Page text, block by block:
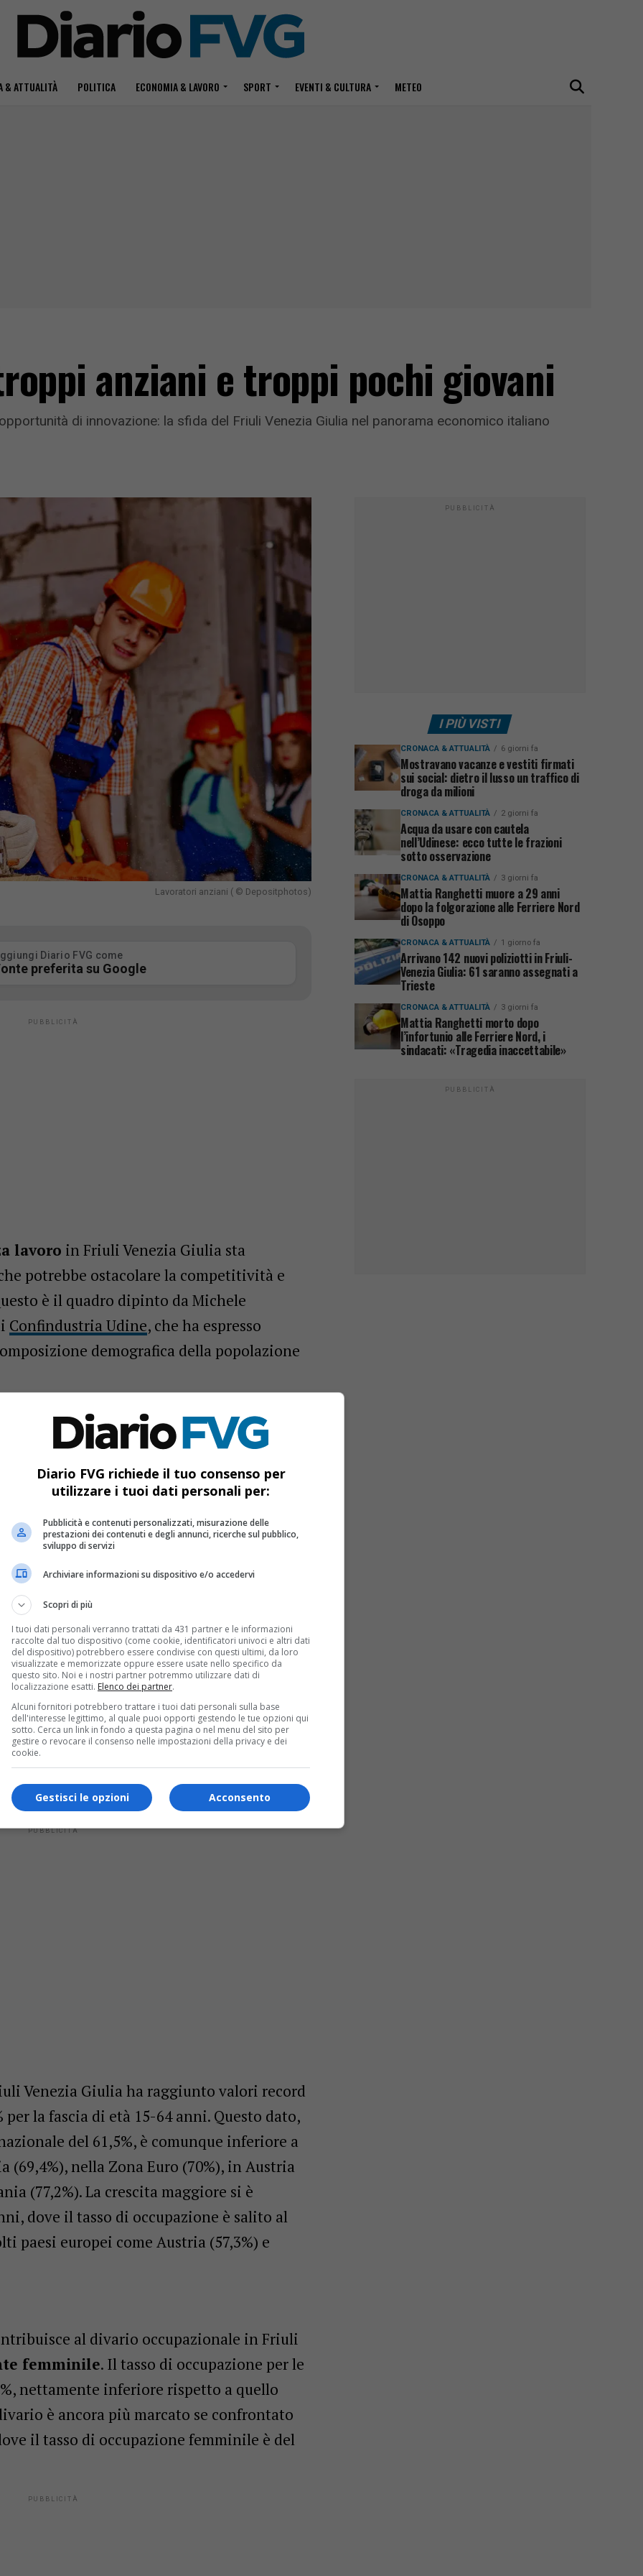
& ATTUALITÀ POLITICA ECONOMIA & LAVORO SPORT EVENTI & CULTURA METEO
anziani e troppi pochi giovani
di innovazione: la sfida del Friuli Venezia Giulia nel panorama economico italiano
Lavoratori anziani ( © Depositphotos)
Diario FVG come
preferita su Google
lavoro in Friuli Venezia Giulia sta
potrebbe ostacolare la competitività e
è il quadro dipinto da Michele
Confindustria Udine, che ha espresso
demografica della popolazione
per età di lavoroin Friuli Venezia
la fascia di età più anziana. Secondo i
i giovani di 18-34 anni
popolazione totale, in netto calo
decremento del 25,5% in due decenni ha
66 mila giovani nella regione.
50
dilavoratori over 50è cresciuto
38,2% del totale nel 2019 al 41,8% nel
dall’aumento dell’età pensionabile,
mercato del lavoro delle “coorti” più
under 25 rappresentano solo il 5%,
anni costituiscono il 16,7% e i 35-49enni il
Venezia Giulia ha raggiunto valori record
la fascia di età 15-64 anni. Questo dato,
del 61,5%, è comunque inferiore a
nella Zona Euro (70%), in Austria
(77,2%). La crescita maggiore si è
dove il tasso di occupazione è salito al
paesi europei come Austria (57,3%) e
al divario occupazionale in Friuli
femminile. Il tasso di occupazione per le
nettamente inferiore rispetto a quello
è ancora più marcato se confrontato
il tasso di occupazione femminile è del
PUBBLICITÀ
I PIÙ VISTI
CRONACA & ATTUALITÀ 6 giorni fa
Mostravano vacanze e vestiti firmati
sui social: dietro il lusso un traffico di
droga da milioni
CRONACA & ATTUALITÀ 2 giorni fa
Acqua da usare con cautela
nell’Udinese: ecco tutte le frazioni
sotto osservazione
CRONACA & ATTUALITÀ 3 giorni fa
Mattia Ranghetti muore a 29 anni
dopo la folgorazione alle Ferriere Nord
di Osoppo
CRONACA & ATTUALITÀ 1 giorno fa
Arrivano 142 nuovi poliziotti in Friuli-
Venezia Giulia: 61 saranno assegnati a
Trieste
CRONACA & ATTUALITÀ 3 giorni fa
Mattia Ranghetti morto dopo
l’infortunio alle Ferriere Nord, i
sindacati: «Tragedia inaccettabile»
PUBBLICITÀ
Diario FVG richiede il tuo consenso per
utilizzare i tuoi dati personali per:
Pubblicità e contenuti personalizzati, misurazione delle
prestazioni dei contenuti e degli annunci, ricerche sul pubblico,
sviluppo di servizi
Archiviare informazioni su dispositivo e/o accedervi
Scopri di più
I tuoi dati personali verranno trattati da 431 partner e le informazioni
raccolte dal tuo dispositivo (come cookie, identificatori univoci e altri dati
del dispositivo) potrebbero essere condivise con questi ultimi, da loro
visualizzate e memorizzate oppure essere usate nello specifico da
questo sito. Noi e i nostri partner potremmo utilizzare dati di
localizzazione esatti. Elenco dei partner.
Alcuni fornitori potrebbero trattare i tuoi dati personali sulla base
dell'interesse legittimo, al quale puoi opporti gestendo le tue opzioni qui
sotto. Cerca un link in fondo a questa pagina o nel menu del sito per
gestire o revocare il consenso nelle impostazioni della privacy e dei
cookie.
Acconsento
Gestisci le opzioni